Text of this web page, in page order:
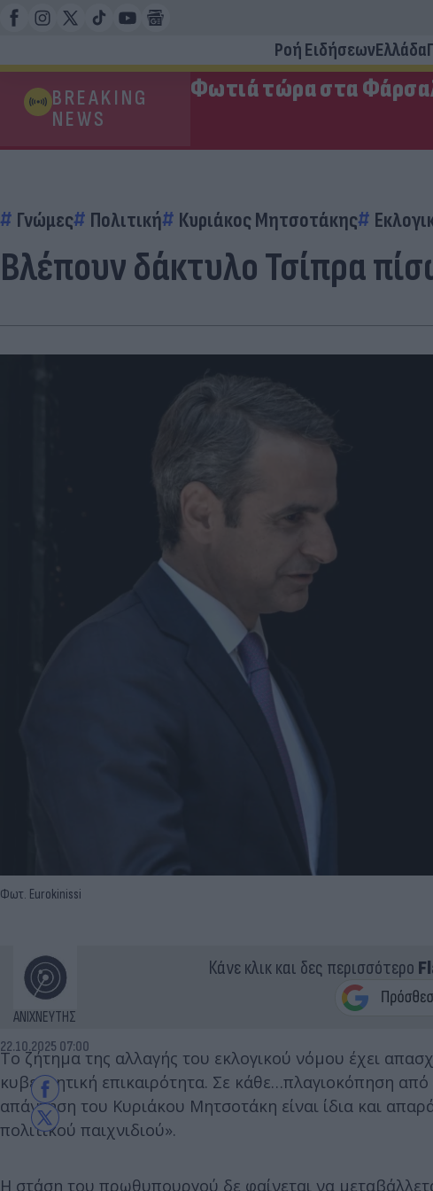
Ροή ΕιδήσεωνΕλλάδα
BREAKING
NEWS
Φωτιά τώρα στα
Γνώμες Πολιτική Κυριάκος Μητσοτάκης
Βλέπουν δάκτυλο Τσίπρα
Φωτ. Eurokinissi
ΑΝΙΧΝΕΥΤΗΣ
22.10.2025 07:00
Κάνε κλικ και δες περισσότερο
Το ζήτημα της αλλαγής του εκλογικού νόμου έχει
κυβερνητική επικαιρότητα. Σε κάθε…πλαγιοκόπηση
απάντηση του Κυριάκου Μητσοτάκη είναι ίδια και
πολιτικού παιχνιδιού».
Η στάση του πρωθυπουργού δε φαίνεται να